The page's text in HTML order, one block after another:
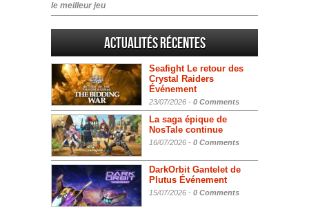
le meilleur jeu
Actualités Récentes
Seafight Le retour des
Crystal Raiders
Événement
23/07/2026 - 0 Comments
La saga épique de
NosTale continue
16/07/2026 - 0 Comments
DarkOrbit Gantelet de
Plutus Événement
15/07/2026 - 0 Comments